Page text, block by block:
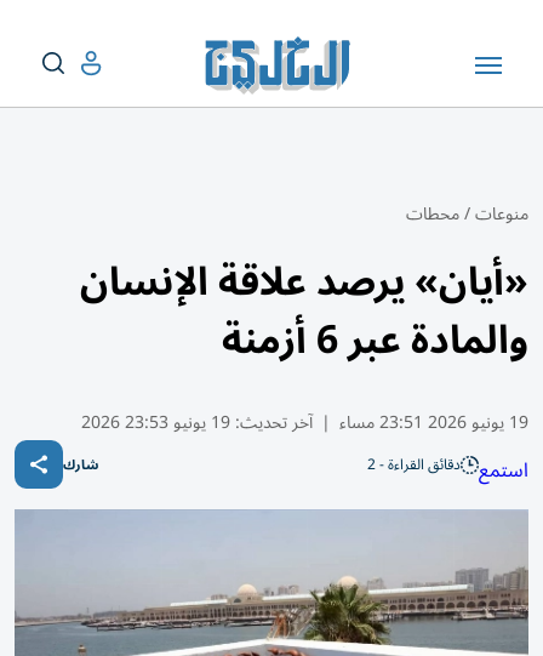
منوعات/محطات
«أيان» يرصد علاقة الإنسان
والمادة عبر 6 أزمنة
19 يونيو 2026 23:51 مساء | آخر تحديث:19 يونيو 23:53 2026
استمع دقائق القراءة - 2 شارك